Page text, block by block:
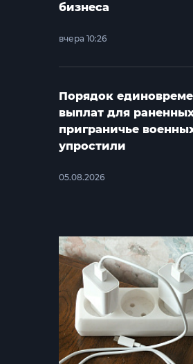
бизнеса
вчера 10:26
Порядок
выплат для
приграничье
упростили
05.08.2026